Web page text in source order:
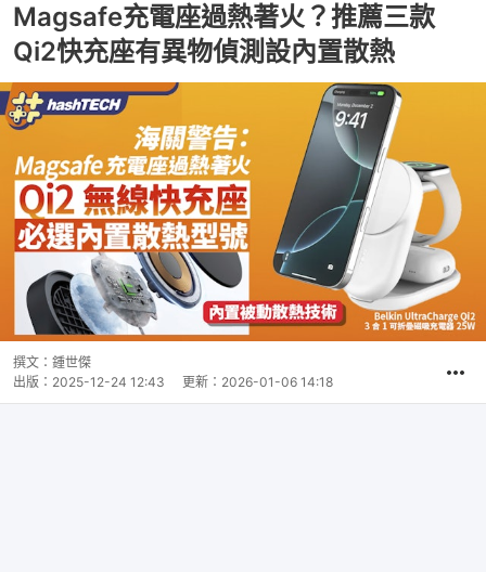
Magsafe充電座過熱著火？推薦三款
Qi2快充座有異物偵測設內置散熱
撰文： 鍾世傑
出版： 2025-12-24 12:43 更新： 2026-01-06 14:18